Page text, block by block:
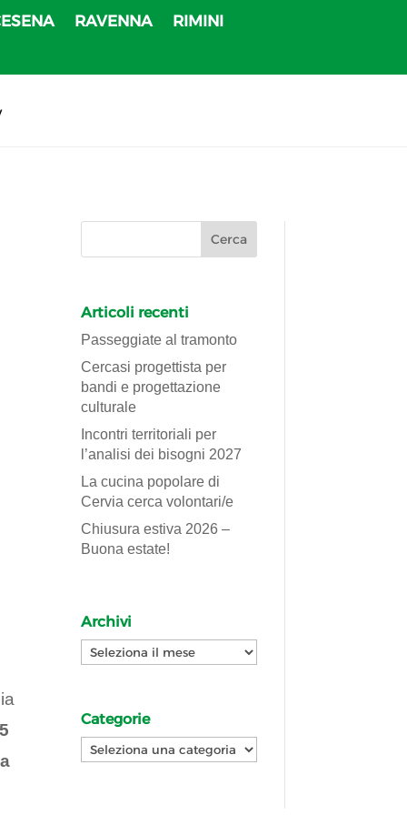
RAVENNA RIMINI
Articoli recenti
Passeggiate al tramonto
Cercasi progettista per
bandi e progettazione
culturale
Incontri territoriali per
l’analisi dei bisogni 2027
La cucina popolare di
Cervia cerca volontari/e
Chiusura estiva 2026 –
Buona estate!
Archivi
Archivi
Categorie
Categorie